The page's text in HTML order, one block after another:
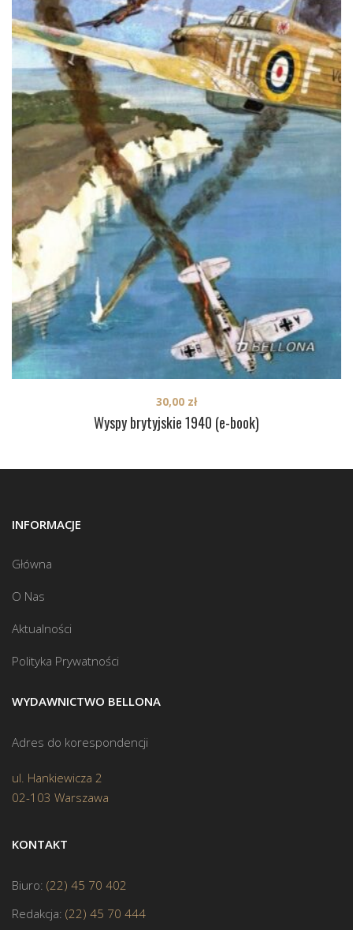
Wyspy brytyjskie 1940 (e-book)
30,00 zł
INFORMACJE
Główna
O Nas
Aktualności
Polityka Prywatności
WYDAWNICTWO BELLONA
Adres do korespondencji
ul. Hankiewicza 2
02-103 Warszawa
KONTAKT
Biuro: (22) 45 70 402
Redakcja: (22) 45 70 444